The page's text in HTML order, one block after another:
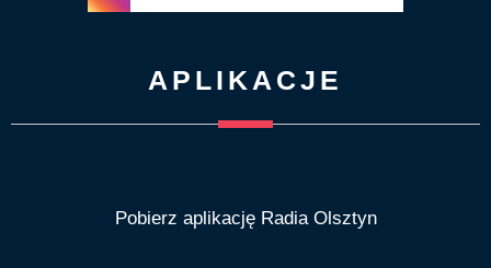
APLIKACJE
Pobierz aplikację Radia Olsztyn